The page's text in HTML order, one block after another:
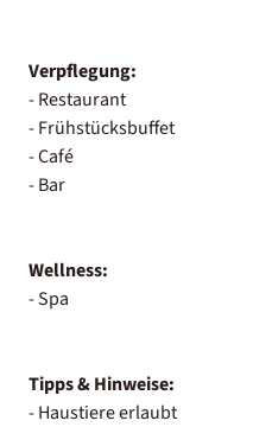
Verpflegung:
- Restaurant
- Frühstücksbuffet
- Café
- Bar
Wellness:
- Spa
Tipps & Hinweise:
- Haustiere erlaubt